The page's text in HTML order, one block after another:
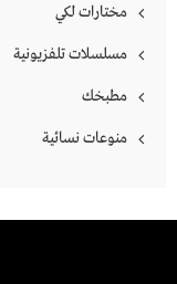
مختارات لكي
مسلسلات تلفزيونية
مطبخك
منوعات نسائية